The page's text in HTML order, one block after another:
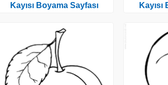
Kayısı Boyama Sayfası